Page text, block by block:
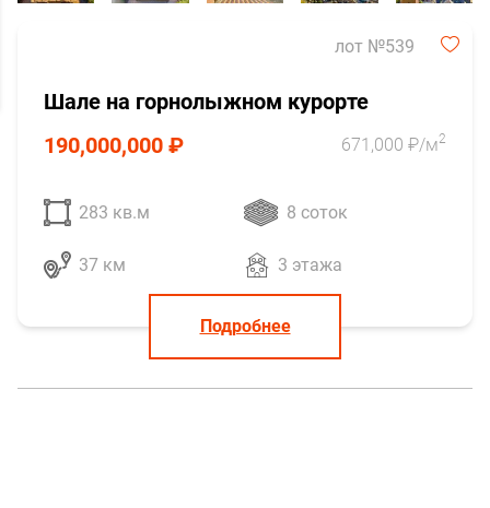
лот №539
Шале на горнолыжном курорте
190,000,000 ₽
671,000 ₽/м2
283 кв.м 8 соток
37 км 3 этажа
Подробнее